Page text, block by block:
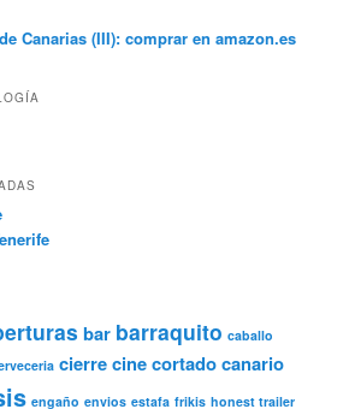
Canarias (III): comprar en amazon.es
bar barraquito caballo
cierrecinecortado canario
engaño envios estafa frikis honest trailer